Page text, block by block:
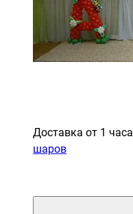
Доставка от 1 часа
шаров